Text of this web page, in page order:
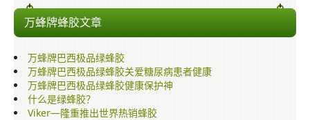
万蜂牌蜂胶文章
万蜂牌巴西极品绿蜂胶
万蜂牌巴西极品绿蜂胶关爱糖尿病患者健康
万蜂牌巴西极品绿蜂胶健康保护神
什么是绿蜂胶？
Viker—隆重推出世界热销蜂胶